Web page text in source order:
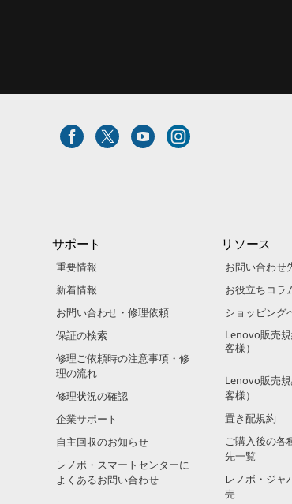
サポート
重要情報
新着情報
お問い合わせ・修理依頼
保証の検索
修理ご依頼時の注意事項・修
理の流れ
修理状況の確認
企業サポート
自主回収のお知らせ
レノボ・スマートセンターに
よくあるお問い合わせ
リソース
お問い合わせ
お役立ちコラ
ショッピング
Lenovo販売
客様）
Lenovo販売
客様）
置き配規約
ご購入後の各
先一覧
レノボ・ジャ
売